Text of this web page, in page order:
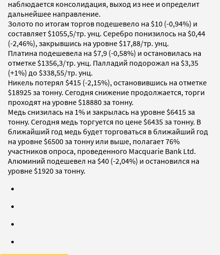
наблюдается консолидация, выход из нее и определит
дальнейшее направление.
Золото по итогам торгов подешевело на $10 (-0,94%) и
составляет $1055,5/тр. унц. Серебро понизилось на $0,44
(-2,46%), закрывшись на уровне $17,88/тр. унц.
Платина подешевела на $7,9 (-0,58%) и остановилась на
отметке $1356,3/тр. унц. Палладий подорожал на $3,35
(+1%) до $338,55/тр. унц.
Никель потерял $415 (-2,15%), остановившись на отметке
$18925 за тонну. Сегодня снижение продолжается, торги
проходят на уровне $18880 за тонну.
Медь снизилась на 1% и закрылась на уровне $6415 за
тонну. Сегодня медь торгуется по цене $6435 за тонну. В
ближайший год медь будет торговаться в ближайший год
на уровне $6500 за тонну или выше, полагает 76%
участников опроса, проведенного Macquarie Bank Ltd.
Алюминий подешевел на $40 (-2,04%) и остановился на
уровне $1920 за тонну.